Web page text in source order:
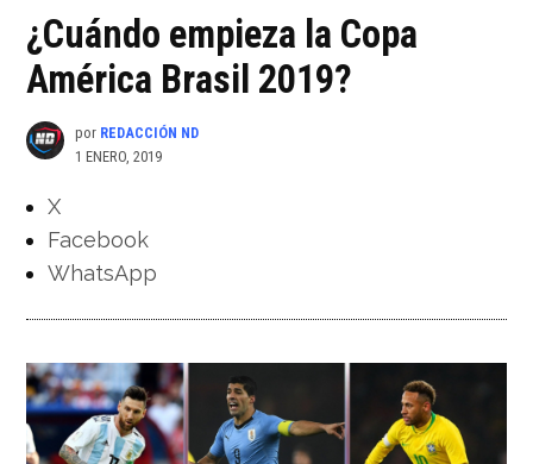
¿Cuándo empieza la Copa
América Brasil 2019?
por REDACCIÓN ND
1 ENERO, 2019
X
Facebook
WhatsApp